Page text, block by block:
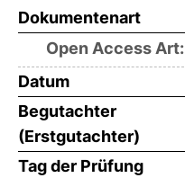
Dokumentenart
Open Access Art:
Datum
Begutachter
(Erstgutachter)
Tag der Prüfung